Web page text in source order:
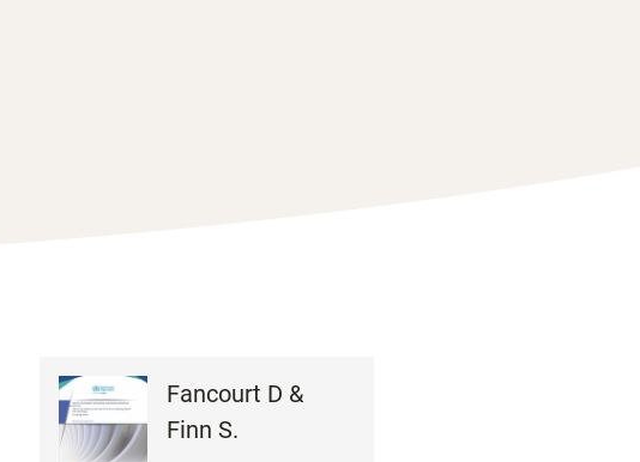
Fancourt D &
Finn S.